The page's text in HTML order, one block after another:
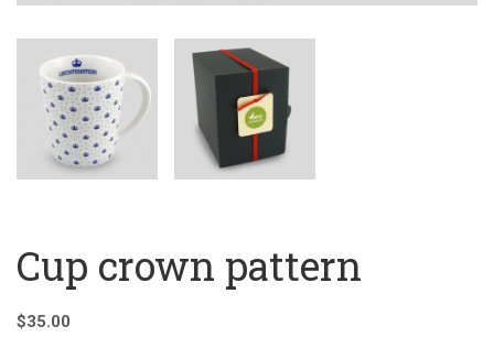
Cup crown pattern
$35.00